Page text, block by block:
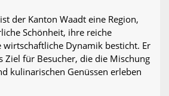
der Kanton Waadt eine Region,
Schönheit, ihre reiche
wirtschaftliche Dynamik besticht. Er
Ziel für Besucher, die die Mischung
kulinarischen Genüssen erleben